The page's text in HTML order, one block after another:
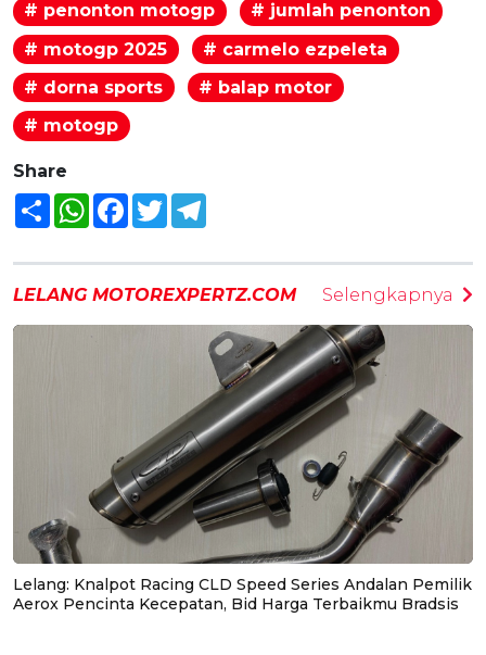
# penonton motogp
# jumlah penonton
# motogp 2025
# carmelo ezpeleta
# dorna sports
# balap motor
# motogp
Share
Share WhatsAppFacebook
Twitter
LELANG MOTOREXPERTZ.COM Selengkapnya
Lelang: Knalpot Racing CLD Speed Series Andalan Pemilik
Aerox Pencinta Kecepatan, Bid Harga Terbaikmu Bradsis